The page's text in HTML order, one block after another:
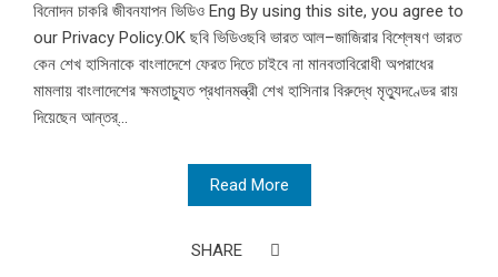
বিনোদন চাকরি জীবনযাপন ভিডিও Eng By using this site, you agree to
our Privacy Policy.OK ছবি ভিডিওছবি ভারত আল–জাজিরার বিশ্লেষণ ভারত
কেন শেখ হাসিনাকে বাংলাদেশে ফেরত দিতে চাইবে না মানবতাবিরোধী অপরাধের
মামলায় বাংলাদেশের ক্ষমতাচ্যুত প্রধানমন্ত্রী শেখ হাসিনার বিরুদ্ধে মৃত্যুদণ্ডের রায়
দিয়েছেন আন্তর্...
Read More
SHARE